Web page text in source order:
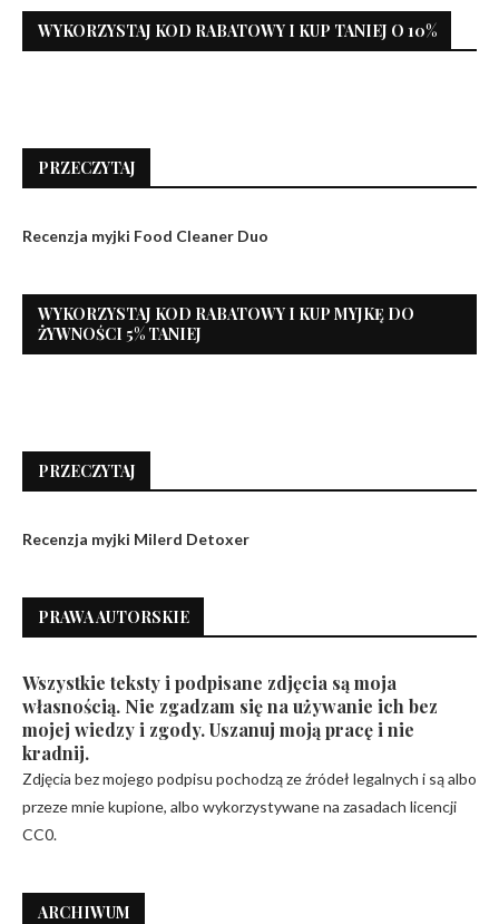
WYKORZYSTAJ KOD RABATOWY I KUP TANIEJ O 10%
PRZECZYTAJ
Recenzja myjki Food Cleaner Duo
WYKORZYSTAJ KOD RABATOWY I KUP MYJKĘ DO
ŻYWNOŚCI 5% TANIEJ
PRZECZYTAJ
Recenzja myjki Milerd Detoxer
PRAWA AUTORSKIE
Wszystkie teksty i podpisane zdjęcia są moja
własnością. Nie zgadzam się na używanie ich bez
mojej wiedzy i zgody. Uszanuj moją pracę i nie
kradnij.
Zdjęcia bez mojego podpisu pochodzą ze źródeł legalnych i są albo
przeze mnie kupione, albo wykorzystywane na zasadach licencji
CC0.
ARCHIWUM